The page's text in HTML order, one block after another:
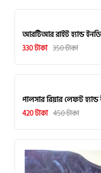
আরটিআর রাইট হ্যান্ড
330 টাকা 350 টাকা
পালসার রিয়ার লেফট
420 টাকা 450 টাকা